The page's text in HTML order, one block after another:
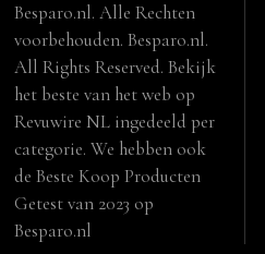
Besparo.nl. Alle Rechten
voorbehouden. Besparo.nl.
All Rights Reserved. Bekijk
het beste van het web op
Revuwire NL ingedeeld per
categorie. We hebben ook
deBeste Koop Producten
Getest van 2023 op
Besparo.nl